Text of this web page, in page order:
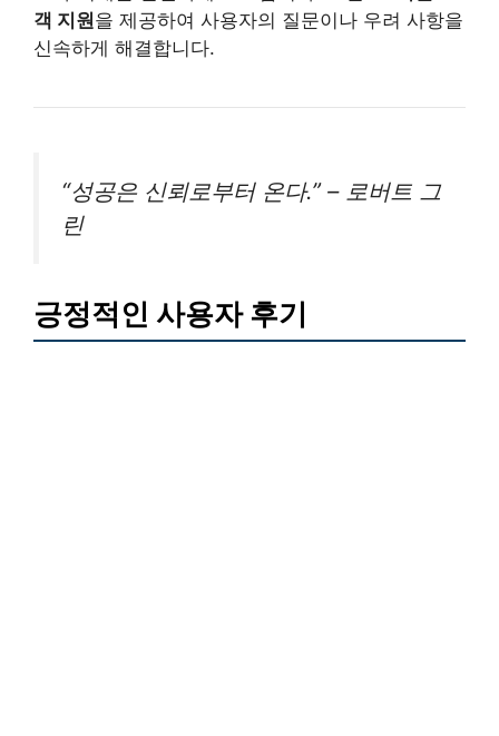
객 지원을 제공하여 사용자의 질문이나 우려 사항을
신속하게 해결합니다.
“성공은 신뢰로부터 온다.” – 로버트 그
린
긍정적인 사용자 후기